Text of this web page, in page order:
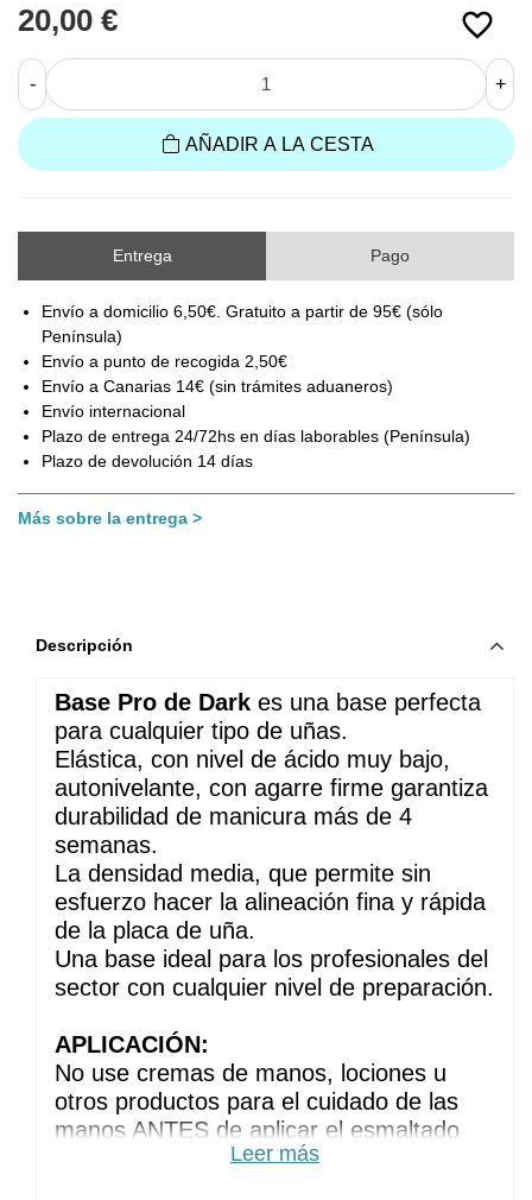
favorite_border
20,00 €
- +
AÑADIR A LA CESTA
Entrega Pago
Envío a domicilio 6,50€. Gratuito a partir de 95€ (sólo
Península)
Envío a punto de recogida 2,50€
Envío a Canarias 14€ (sin trámites aduaneros)
Envío internacional
Plazo de entrega 24/72hs en días laborables (Península)
Plazo de devolución 14 días
Más sobre la entrega
Descripción
Base Pro de Dark es una base perfecta
para cualquier tipo de uñas.
Elástica, con nivel de ácido muy bajo,
autonivelante, con agarre firme garantiza
durabilidad de manicura más de 4
semanas.
La densidad media, que permite sin
esfuerzo hacer la alineación fina y rápida
de la placa de uña.
Una base ideal para los profesionales del
sector con cualquier nivel de preparación.
APLICACIÓN:
No use cremas de manos, lociones u
otros productos para el cuidado de las
manos ANTES de aplicar el esmaltado
Leer más